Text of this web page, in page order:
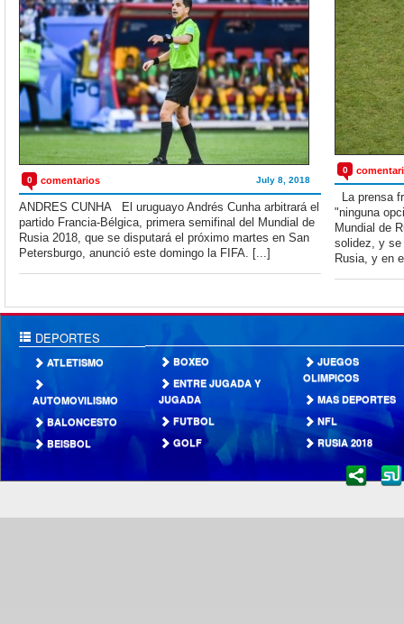
0 comentarios July 8, 2018
ANDRES CUNHA El uruguayo Andrés Cunha arbitrará el
partido Francia-Bélgica, primera semifinal del Mundial de
Rusia 2018, que se disputará el próximo martes en San
Petersburgo, anunció este domingo la FIFA. [...]
0
La prensa
"ninguna
Mundial de
solidez, y se
Rusia, y en
DEPORTES
ATLETISMO
AUTOMOVILISMO
BALONCESTO
BEISBOL
BOXEO
ENTRE JUGADA Y
JUGADA
FUTBOL
GOLF
JUEGOS
OLIMPICOS
MAS DEPORTES
NFL
RUSIA 2018